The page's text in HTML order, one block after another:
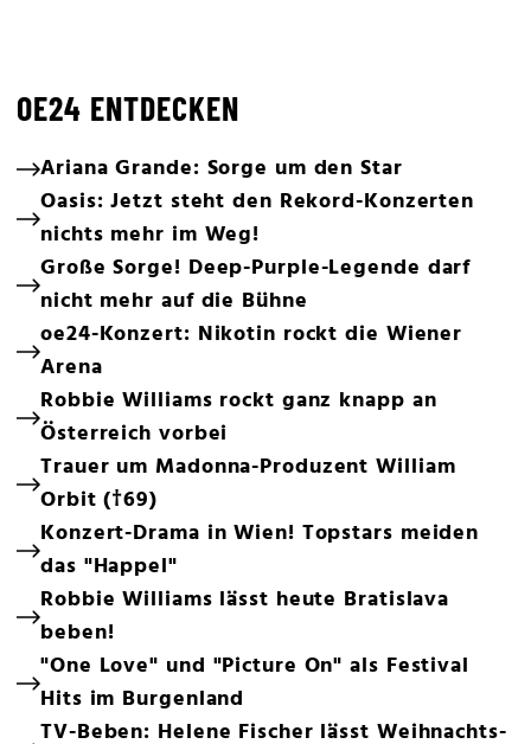
OE24 ENTDECKEN
Ariana Grande: Sorge um den Star
Oasis: Jetzt steht den Rekord-Konzerten
nichts mehr im Weg!
Große Sorge! Deep-Purple-Legende darf
nicht mehr auf die Bühne
oe24-Konzert: Nikotin rockt die Wiener
Arena
Robbie Williams rockt ganz knapp an
Österreich vorbei
Trauer um Madonna-Produzent William
Orbit (†69)
Konzert-Drama in Wien! Topstars meiden
das "Happel"
Robbie Williams lässt heute Bratislava
beben!
"One Love" und "Picture On" als Festival
Hits im Burgenland
TV-Beben: Helene Fischer lässt Weihnachts-